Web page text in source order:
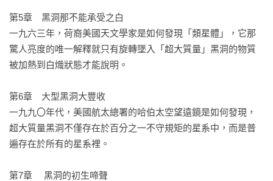
第5章　黑洞那不能承受之白
一九六三年，荷裔美國天文學家是如何發現「類星體」，它那
驚人亮度的唯一解釋就只有旋轉墜入「超大質量」黑洞的物質
被加熱到白熾狀態才能說明。
第6章　大型黑洞大豐收
一九九〇年代，美國航太總署的哈伯太空望遠鏡是如何發現，
超大質量黑洞不僅存在於百分之一不守規矩的星系中，而是普
遍存在於所有的星系裡。
第7章　 黑洞的初生啼聲